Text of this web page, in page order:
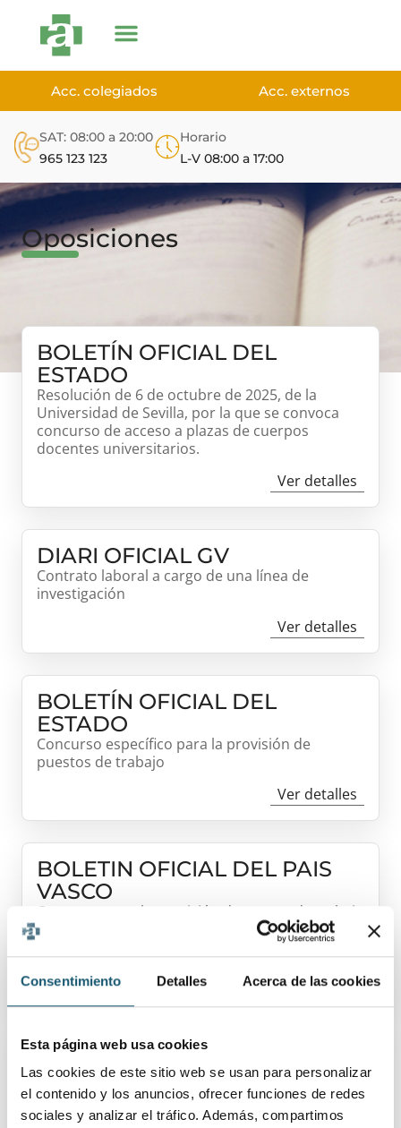
Consentimiento Detalles Acerca de las cookies
Esta página web usa cookies
Las cookies de este sitio web se usan para personalizar
el contenido y los anuncios, ofrecer funciones de redes
sociales y analizar el tráfico. Además, compartimos
Acc. colegiados Acc. externos
SAT: 08:00 a 20:00
965 123 123
Horario
L-V 08:00 a 17:00
Oposiciones
BOLETÍN OFICIAL DEL
ESTADO
Resolución de 6 de octubre de 2025, de la
Universidad de Sevilla, por la que se convoca
concurso de acceso a plazas de cuerpos
docentes universitarios.
Ver detalles
DIARI OFICIAL GV
Contrato laboral a cargo de una línea de
investigación
Ver detalles
BOLETÍN OFICIAL DEL
ESTADO
Concurso específico para la provisión de
puestos de trabajo
Ver detalles
BOLETIN OFICIAL DEL PAIS
VASCO
Concurso para la provisión de puesto de trabajo
de jefe/a de servicio sanitario de Laboratorio de
Ver detalles
BOLETÍN OFICIAL DE
ARAGÓN
Plazas fijas de Facultativo Especialista en
Farmacia Hospitalaria, mediante turno libre y de